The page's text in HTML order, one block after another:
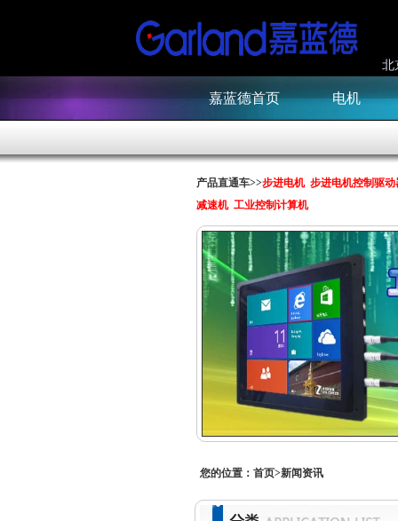
北
嘉蓝德首页 电机
产品直通车>>步进电机 步进电机控制驱动
减速机 工业控制计算机
您的位置： 首页>新闻资讯